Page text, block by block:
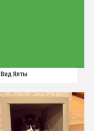
Вид Ялты